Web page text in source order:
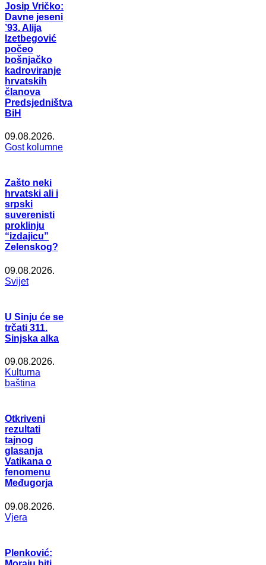
Josip Vričko:
Davne jeseni
’93. Alija
Izetbegović
počeo
bošnjačko
kadroviranje
hrvatskih
članova
Predsjedništva
BiH
09.08.2026.
Gost kolumne
Zašto neki
hrvatski ali i
srpski
suverenisti
proklinju
“izdajicu”
Zelenskog?
09.08.2026.
Svijet
U Sinju će se
trčati 311.
Sinjska alka
09.08.2026.
Kulturna
baština
Otkriveni
rezultati
tajnog
glasanja
Vatikana o
fenomenu
Međugorja
09.08.2026.
Vjera
Plenković: